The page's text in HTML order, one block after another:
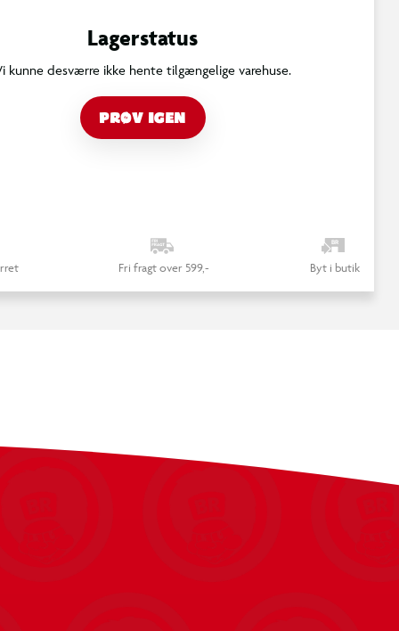
Lagerstatus
kunne desværre ikke hente tilgængelige varehuse.
PRØV IGEN
Fri fragt over 599,- Byt i butik